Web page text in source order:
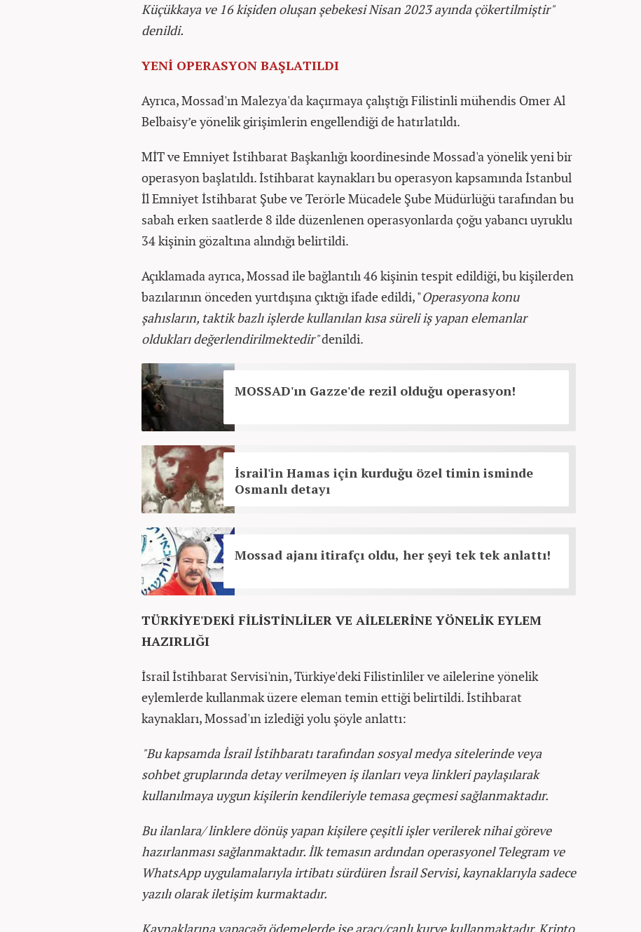
Küçükkaya ve 16 kişiden oluşan şebekesi Nisan 2023 ayında çökertilmiştir"
denildi.
YENİ OPERASYON BAŞLATILDI
Ayrıca, Mossad'ın Malezya'da kaçırmaya çalıştığı Filistinli mühendis Omer Al
Belbaisy’e yönelik girişimlerin engellendiği de hatırlatıldı.
MİT ve Emniyet İstihbarat Başkanlığı koordinesinde Mossad'a yönelik yeni bir
operasyon başlatıldı. İstihbarat kaynakları bu operasyon kapsamında İstanbul
İl Emniyet İstihbarat Şube ve Terörle Mücadele Şube Müdürlüğü tarafından bu
sabah erken saatlerde 8 ilde düzenlenen operasyonlarda çoğu yabancı uyruklu
34 kişinin gözaltına alındığı belirtildi.
Açıklamada ayrıca, Mossad ile bağlantılı 46 kişinin tespit edildiği, bu kişilerden
bazılarının önceden yurtdışına çıktığı ifade edildi, "Operasyona konu
şahısların, taktik bazlı işlerde kullanılan kısa süreli iş yapan elemanlar
oldukları değerlendirilmektedir"denildi.
MOSSAD'ın Gazze'de rezil olduğu operasyon!
İsrail'in Hamas için kurduğu özel timin isminde
Osmanlı detayı
Mossad ajanı itirafçı oldu, her şeyi tek tek anlattı!
TÜRKİYE'DEKİ FİLİSTİNLİLER VE AİLELERİNE YÖNELİK EYLEM
HAZIRLIĞI
İsrail İstihbarat Servisi'nin, Türkiye'deki Filistinliler ve ailelerine yönelik
eylemlerde kullanmak üzere eleman temin ettiği belirtildi. İstihbarat
kaynakları, Mossad'ın izlediği yolu şöyle anlattı:
"Bu kapsamda İsrail İstihbaratı tarafından sosyal medya sitelerinde veya
sohbet gruplarında detay verilmeyen iş ilanları veya linkleri paylaşılarak
kullanılmaya uygun kişilerin kendileriyle temasa geçmesi sağlanmaktadır.
Bu ilanlara/ linklere dönüş yapan kişilere çeşitli işler verilerek nihai göreve
hazırlanması sağlanmaktadır. İlk temasın ardından operasyonel Telegram ve
WhatsApp uygulamalarıyla irtibatı sürdüren İsrail Servisi, kaynaklarıyla sadece
yazılı olarak iletişim kurmaktadır.
Kaynaklarına yapacağı ödemelerde ise aracı/canlı kurye kullanmaktadır. Kripto